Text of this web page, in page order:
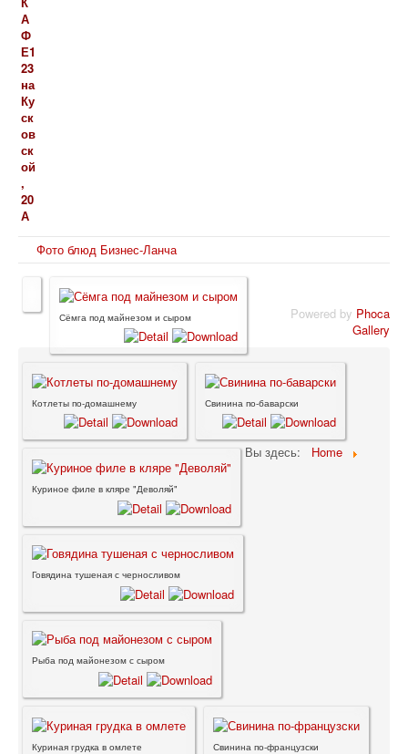
Фото блюд Бизнес-Ланча
Сёмга под майнезом и сыром
Котлеты по-домашнему Свинина по-баварски
Куриное филе в кляре "Деволяй"
Говядина тушеная с черносливом
Рыба под майонезом с сыром
Куриная грудка в омлете Свинина по-французски
Powered by Phoca
Gallery
Вы здесь: Home